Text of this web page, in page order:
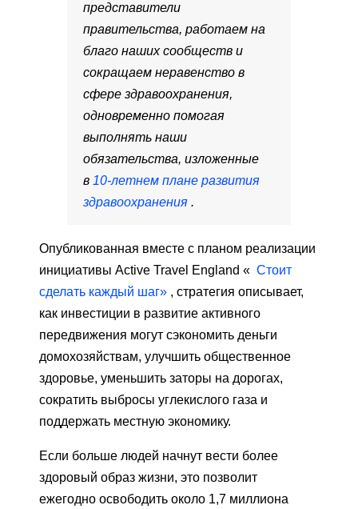
представители
правительства, работаем на
благо наших сообществ и
сокращаем неравенство в
сфере здравоохранения,
одновременно помогая
выполнять наши
обязательства, изложенные
в 10-летнем плане развития
здравоохранения .
Опубликованная вместе с планом реализации
инициативы Active Travel England « Стоит
сделать каждый шаг» , стратегия описывает,
как инвестиции в развитие активного
передвижения могут сэкономить деньги
домохозяйствам, улучшить общественное
здоровье, уменьшить заторы на дорогах,
сократить выбросы углекислого газа и
поддержать местную экономику.
Если больше людей начнут вести более
здоровый образ жизни, это позволит
ежегодно освободить около 1,7 миллиона